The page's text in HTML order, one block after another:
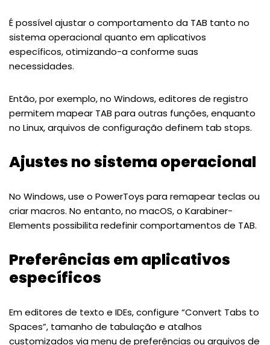
É possível ajustar o comportamento da TAB tanto no
sistema operacional quanto em aplicativos
específicos, otimizando-a conforme suas
necessidades.
Então, por exemplo, no Windows, editores de registro
permitem mapear TAB para outras funções, enquanto
no Linux, arquivos de configuração definem tab stops.
Ajustes no sistema operacional
No Windows, use o PowerToys para remapear teclas ou
criar macros. No entanto, no macOS, o Karabiner-
Elements possibilita redefinir comportamentos de TAB.
Preferências em aplicativos
específicos
Em editores de texto e IDEs, configure “Convert Tabs to
Spaces”, tamanho de tabulação e atalhos
customizados via menu de preferências ou arquivos de